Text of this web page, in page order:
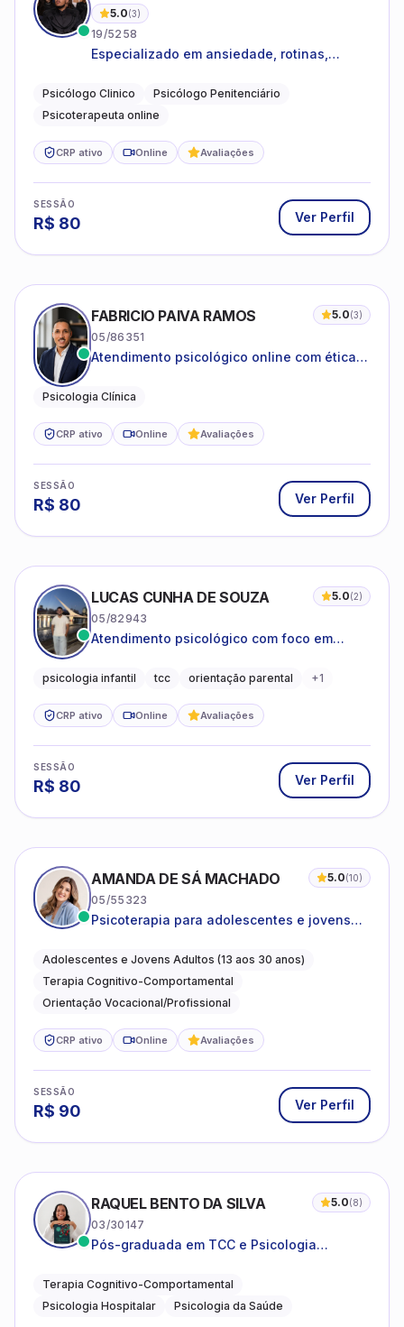
5.0(3)
19/5258
Especializado em ansiedade, rotinas,
familiares e questões comportamentais.
Psicólogo Clinico
Psicólogo Penitenciário
Psicoterapeuta online
CRP ativo Online Avaliações
SESSÃO
R$ 80 Ver Perfil
FABRICIO PAIVA RAMOS 5.0(3)
05/86351
Atendimento psicológico online com ética,
Psicologia Clínica
CRP ativo Online Avaliações
SESSÃO
R$ 80 Ver Perfil
LUCAS CUNHA DE SOUZA 5.0(2)
05/82943
Atendimento psicológico com foco em
promovendo equilíbrio emocional e
psicologia infantil tcc orientação parental +1
CRP ativo Online Avaliações
SESSÃO
R$ 80 Ver Perfil
AMANDA DE SÁ MACHADO 5.0(10)
05/55323
Psicoterapia para adolescentes e jovens
autoestima, relações e orientação
profissional
Adolescentes e Jovens Adultos (13 aos 30 anos)
Terapia Cognitivo-Comportamental
Orientação Vocacional/Profissional
CRP ativo Online Avaliações
SESSÃO
R$ 90 Ver Perfil
RAQUEL BENTO DA SILVA 5.0(8)
03/30147
Pós-graduada em TCC e Psicologia
Terapia Cognitivo-Comportamental
Psicologia Hospitalar
Psicologia da Saúde